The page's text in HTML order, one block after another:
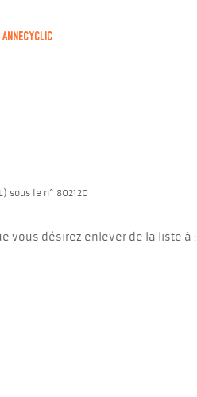
annecyclic
sous le n° 802120
vous désirez enlever de la liste à :